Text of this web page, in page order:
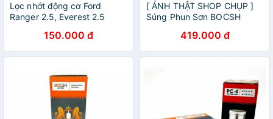
Lọc nhớt động cơ Ford
Ranger 2.5, Everest 2.5
150.000 đ
[ ẢNH THẬT SHOP CHỤP ]
Súng Phun Sơn BOCSH
Hàng Cao Cấp419.000 đ